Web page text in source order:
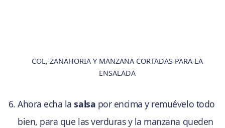
COL, ZANAHORIA Y MANZANA CORTADAS PARA LA
ENSALADA
Ahora echa lasalsa por encima y remuévelo todo
bien, para que las verduras y la manzana queden